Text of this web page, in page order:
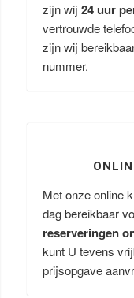
zijn wij 24 uur
vertrouwde
zijn wij
nummer.
Met onze online
dag bereikbaar
reserveringen
kunt U tevens
prijsopgave